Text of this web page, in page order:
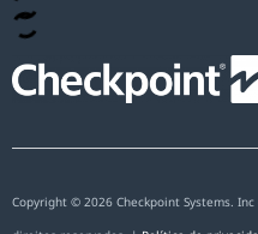
dá
inequivocamente
o
consentimento
à
PORTUGAL,
Copyright © 2026 Checkpoint Systems.